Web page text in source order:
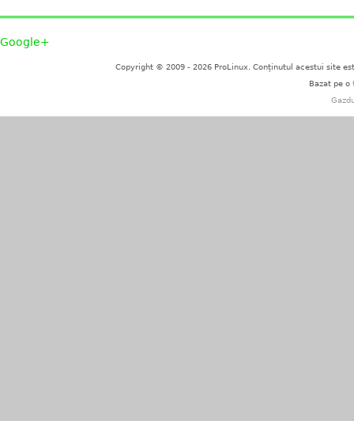
Google+
Copyright © 2009 - 2026 ProLinux. Conținutul acestui site
Bazat pe o